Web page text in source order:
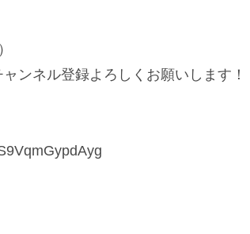
ンネル登録よろしくお願いします！